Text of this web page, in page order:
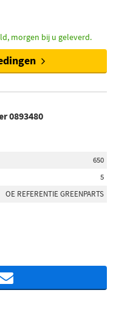
morgen bij u geleverd.
0893480
650
5
OE REFERENTIE GREENPARTS